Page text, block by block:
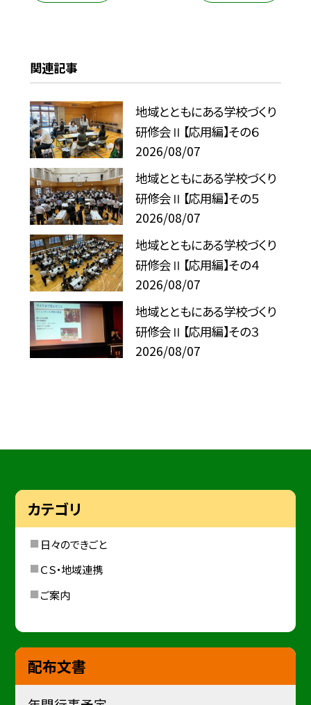
関連記事
地域とともにある学校づくり
研修会Ⅱ【応用編】その６
2026/08/07
地域とともにある学校づくり
研修会Ⅱ【応用編】その５
2026/08/07
地域とともにある学校づくり
研修会Ⅱ【応用編】その４
2026/08/07
地域とともにある学校づくり
研修会Ⅱ【応用編】その３
2026/08/07
カテゴリ
日々のできごと
ＣＳ・地域連携
ご案内
配布文書